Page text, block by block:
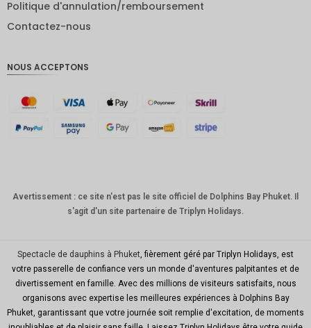
IDR
KRW
chinois
TWD
MYR
Politique d'annulation/remboursement
Contactez-nous
NOUS ACCEPTONS
Avertissement : ce site n'est pas le site officiel de Dolphins Bay Phuket. Il
s'agit d'un site partenaire de Triplyn Holidays.
Spectacle de dauphins à Phuket , fièrement géré par Triplyn Holidays, est
votre passerelle de confiance vers un monde d'aventures palpitantes et de
divertissement en famille. Avec des millions de visiteurs satisfaits, nous
organisons avec expertise les meilleures expériences à Dolphins Bay
Phuket, garantissant que votre journée soit remplie d'excitation, de moments